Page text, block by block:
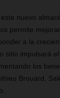
nuevo
permite
a la
sitio impulsará
los
Brouard,